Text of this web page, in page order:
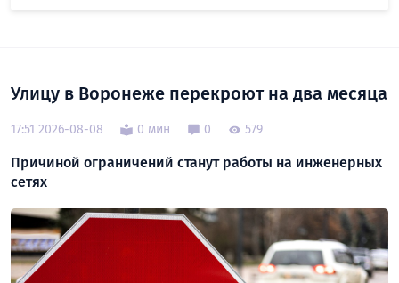
Улицу в Воронеже перекроют на два месяца
17:51 2026-08-08 0 мин 0 579
Причиной ограничений станут работы на инженерных
сетях